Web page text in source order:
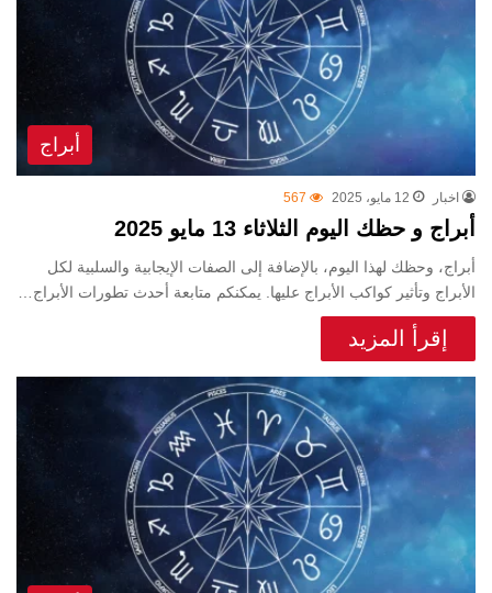
أبراج
اخبار 12 مايو، 2025 567
أبراج و حظك اليوم الثلاثاء 13 مايو 2025
أبراج، وحظك لهذا اليوم، بالإضافة إلى الصفات الإيجابية والسلبية لكل
الأبراج وتأثير كواكب الأبراج عليها. يمكنكم متابعة أحدث تطورات الأبراج…
إقرأ المزيد